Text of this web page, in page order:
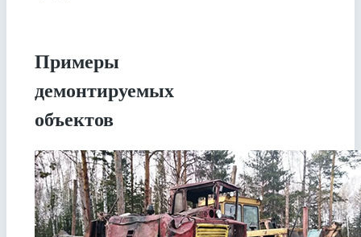
Примеры
демонтируемых
объектов